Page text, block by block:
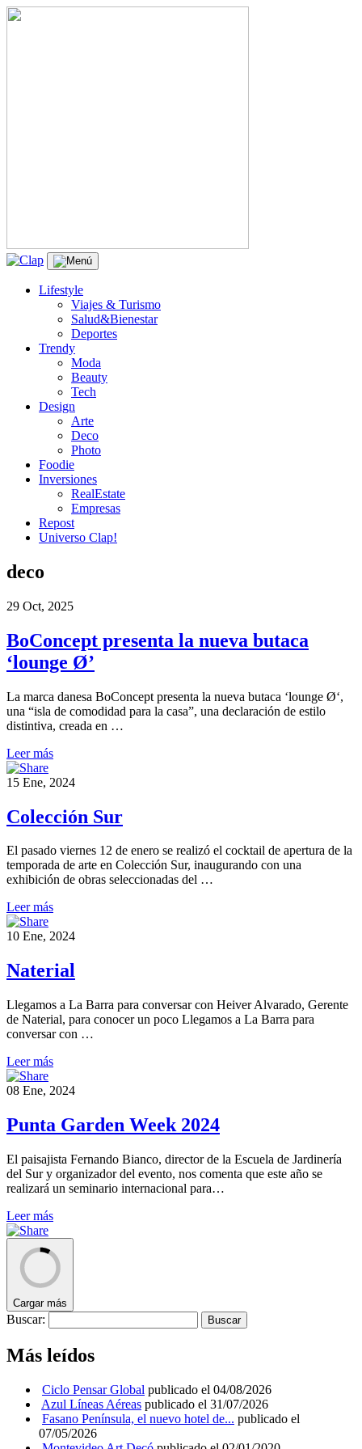
Lifestyle
Viajes & Turismo
Salud&Bienestar
Deportes
Trendy
Moda
Beauty
Tech
Design
Arte
Deco
Photo
Foodie
Inversiones
RealEstate
Empresas
Repost
Universo Clap!
deco
29 Oct, 2025
BoConcept presenta la nueva butaca
‘lounge Ø’
La marca danesa BoConcept presenta la nueva butaca ‘lounge Ø‘,
una “isla de comodidad para la casa”, una declaración de estilo
distintiva, creada en …
Leer más
15 Ene, 2024
Colección Sur
El pasado viernes 12 de enero se realizó el cocktail de apertura de la
temporada de arte en Colección Sur, inaugurando con una
exhibición de obras seleccionadas del …
Leer más
10 Ene, 2024
Naterial
Llegamos a La Barra para conversar con Heiver Alvarado, Gerente
de Naterial, para conocer un poco Llegamos a La Barra para
conversar con …
Leer más
08 Ene, 2024
Punta Garden Week 2024
El paisajista Fernando Bianco, director de la Escuela de Jardinería
del Sur y organizador del evento, nos comenta que este año se
realizará un seminario internacional para…
Leer más
Cargar más
Buscar:
Más leídos
Ciclo Pensar Global publicado el 04/08/2026
Azul Líneas Aéreas publicado el 31/07/2026
Fasano Península, el nuevo hotel de... publicado el
07/05/2026